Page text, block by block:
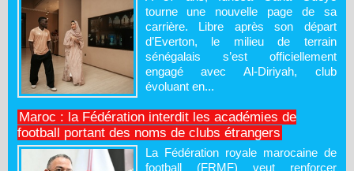
tourne une nouvelle page de sa
carrière. Libre après son départ
d’Everton, le milieu de terrain
sénégalais s’est officiellement
engagé avec Al-Diriyah, club
évoluant en...
Maroc : la Fédération interdit les académies de
football portant des noms de clubs étrangers
La Fédération royale marocaine de
football (FRMF) veut renforcer